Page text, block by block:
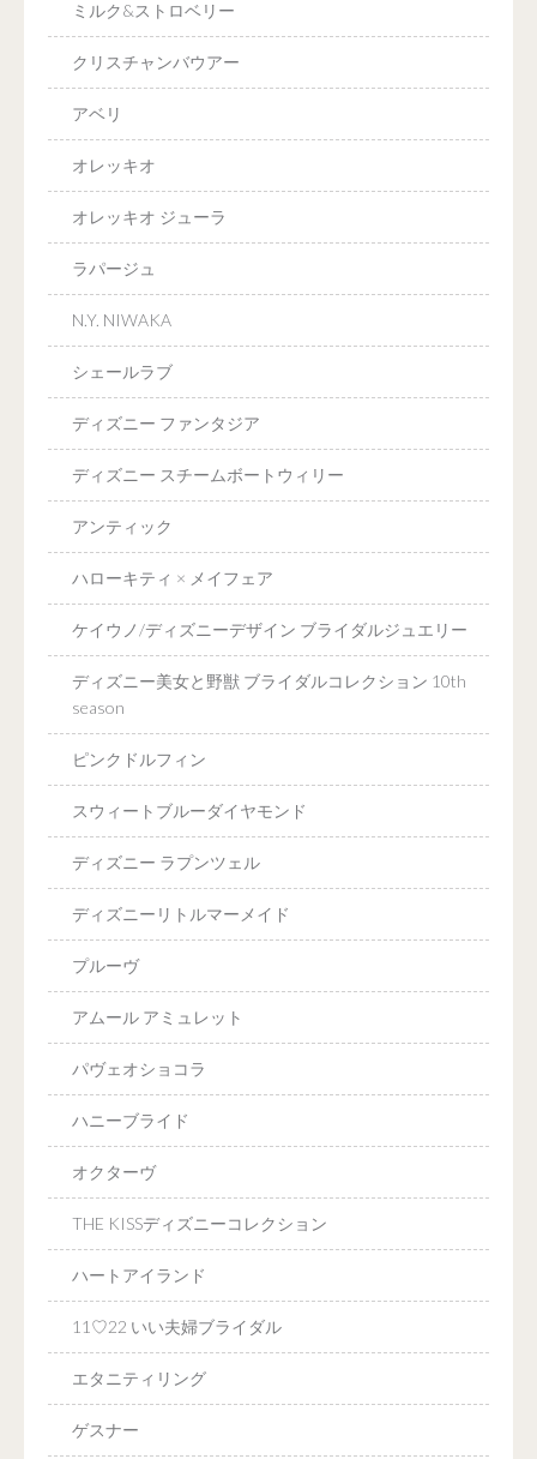
ミルク&ストロベリー
クリスチャンバウアー
アベリ
オレッキオ
オレッキオ ジューラ
ラパージュ
N.Y. NIWAKA
シェールラブ
ディズニー ファンタジア
ディズニー スチームボートウィリー
アンティック
ハローキティ × メイフェア
ケイウノ/ディズニーデザイン ブライダルジュエリー
ディズニー美女と野獣 ブライダルコレクション 10th
season
ピンクドルフィン
スウィートブルーダイヤモンド
ディズニー ラプンツェル
ディズニーリトルマーメイド
プルーヴ
アムール アミュレット
パヴェオショコラ
ハニーブライド
オクターヴ
THE KISSディズニーコレクション
ハートアイランド
11♡22 いい夫婦ブライダル
エタニティリング
ゲスナー